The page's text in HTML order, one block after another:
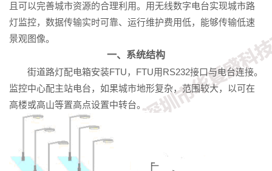
且可以完善城市资源的合理利用。用无线数字电台实现城市路
灯监控，数据传输实时可靠、运行维护费用低，能够传输低速
景观图像。
一、系统结构
街道路灯配电箱安装FTU，FTU用RS232接口与电台连接。
监控中心配主站电台，如果城市地形复杂，范围较大，以可在
高楼或高山等置高点设置中转台。